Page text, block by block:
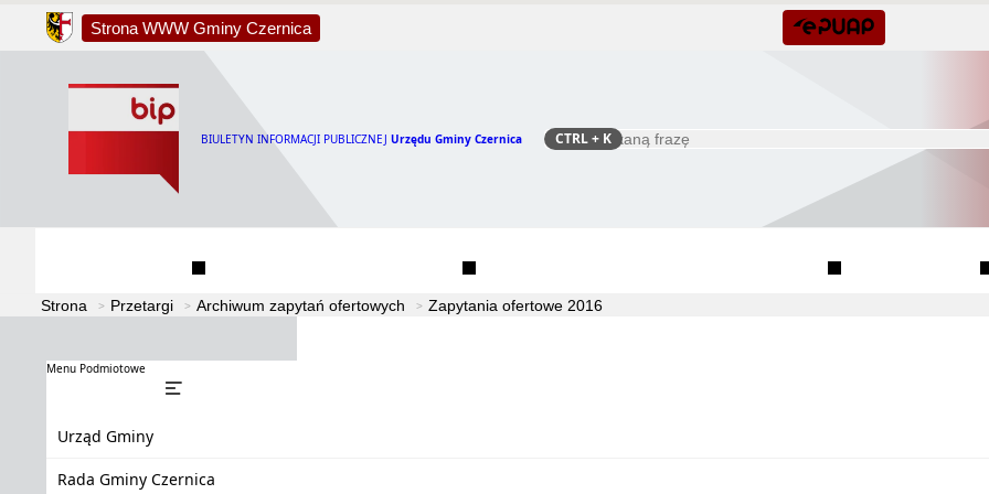
Strona WWW Gminy Czernica
BIULETYN INFORMACJI PUBLICZNEJ Urzędu Gminy Czernica Szukaj
CTRL+ K
Strona Przetargi Archiwum zapytań ofertowych Zapytania ofertowe 2016
Menu Podmiotowe
Urząd Gminy
Rada Gminy Czernica